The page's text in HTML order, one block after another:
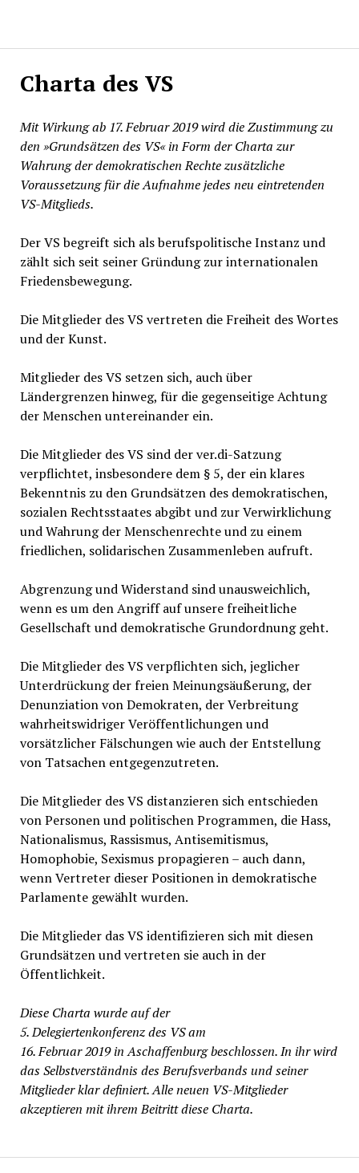
Charta des VS
Mit Wirkung ab 17. Februar 2019 wird die Zustimmung zu
den »Grundsätzen des VS« in Form der Charta zur
Wahrung der demokratischen Rechte zusätzliche
Voraussetzung für die Aufnahme jedes neu eintretenden
VS-Mitglieds.
Der VS begreift sich als berufspolitische Instanz und
zählt sich seit seiner Gründung zur internationalen
Friedensbewegung.
Die Mitglieder des VS vertreten die Freiheit des Wortes
und der Kunst.
Mitglieder des VS setzen sich, auch über
Ländergrenzen hinweg, für die gegenseitige Achtung
der Menschen untereinander ein.
Die Mitglieder des VS sind der ver.di-Satzung
verpflichtet, insbesondere dem § 5, der ein klares
Bekenntnis zu den Grundsätzen des demokratischen,
sozialen Rechtsstaates abgibt und zur Verwirklichung
und Wahrung der Menschenrechte und zu einem
friedlichen, solidarischen Zusammenleben aufruft.
Abgrenzung und Widerstand sind unausweichlich,
wenn es um den Angriff auf unsere freiheitliche
Gesellschaft und demokratische Grundordnung geht.
Die Mitglieder des VS verpflichten sich, jeglicher
Unterdrückung der freien Meinungsäußerung, der
Denunziation von Demokraten, der Verbreitung
wahrheitswidriger Veröffentlichungen und
vorsätzlicher Fälschungen wie auch der Entstellung
von Tatsachen entgegenzutreten.
Die Mitglieder des VS distanzieren sich entschieden
von Personen und politischen Programmen, die Hass,
Nationalismus, Rassismus, Antisemitismus,
Homophobie, Sexismus propagieren – auch dann,
wenn Vertreter dieser Positionen in demokratische
Parlamente gewählt wurden.
Die Mitglieder das VS identifizieren sich mit diesen
Grundsätzen und vertreten sie auch in der
Öffentlichkeit.
Diese Charta wurde auf der
5. Delegiertenkonferenz des VS am
16. Februar 2019 in Aschaffenburg beschlossen. In ihr wird
das Selbstverständnis des Berufsverbands und seiner
Mitglieder klar definiert. Alle neuen VS-Mitglieder
akzeptieren mit ihrem Beitritt diese Charta.